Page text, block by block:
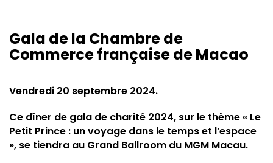
Gala de la Chambre de
Commerce française de Macao
Vendredi 20 septembre 2024.
Ce dîner de gala de charité 2024, sur le thème « Le
Petit Prince : un voyage dans le temps et l’espace
», se tiendra au Grand Ballroom du MGM Macau.